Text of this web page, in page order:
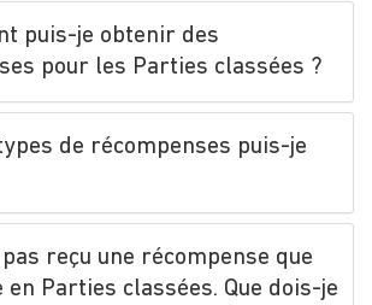
puis-je obtenir des
pour les Parties classées ?
de récompenses puis-je
reçu une récompense que
en Parties classées. Que dois-je